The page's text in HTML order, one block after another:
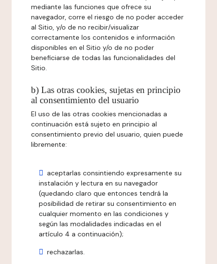
mediante las funciones que ofrece su
navegador, corre el riesgo de no poder acceder
al Sitio, y/o de no recibir/visualizar
correctamente los contenidos e información
disponibles en el Sitio y/o de no poder
beneficiarse de todas las funcionalidades del
Sitio.
b) Las otras cookies, sujetas en principio
al consentimiento del usuario
El uso de las otras cookies mencionadas a
continuación está sujeto en principio al
consentimiento previo del usuario, quien puede
libremente:
aceptarlas consintiendo expresamente su
instalación y lectura en su navegador
(quedando claro que entonces tendrá la
posibilidad de retirar su consentimiento en
cualquier momento en las condiciones y
según las modalidades indicadas en el
artículo 4 a continuación);
rechazarlas.